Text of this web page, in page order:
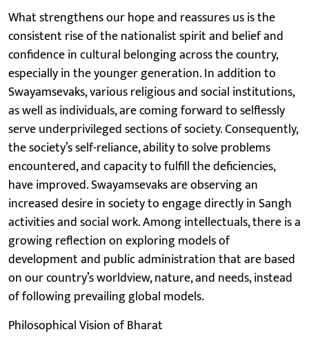
What strengthens our hope and reassures us is the
consistent rise of the nationalist spirit and belief and
confidence in cultural belonging across the country,
especially in the younger generation. In addition to
Swayamsevaks, various religious and social institutions,
as well as individuals, are coming forward to selflessly
serve underprivileged sections of society. Consequently,
the society’s self-reliance, ability to solve problems
encountered, and capacity to fulfill the deficiencies,
have improved. Swayamsevaks are observing an
increased desire in society to engage directly in Sangh
activities and social work. Among intellectuals, there is a
growing reflection on exploring models of
development and public administration that are based
on our country’s worldview, nature, and needs, instead
of following prevailing global models.
Philosophical Vision of Bharat